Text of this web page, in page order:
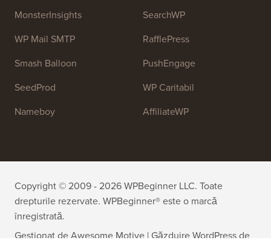
MonsterInsights
WP Mail SMTP
Smash Balloon
SeedProd
Nameboy
SearchWP
RafflePress
PushEngage
WP Caritabil
AffiliateWP
Copyright © 2009 - 2026 WPBeginner LLC. Toate
drepturile rezervate. WPBeginner® este o marcă
înregistrată.
Gestionat deAwesome Motive |Găzduire WordPressde